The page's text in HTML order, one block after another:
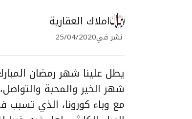
املاك العقارية
نشر في25/04/2020
يطل علينا شهر رمضان
شهر الخير والمحبة
مع وباء كورونا، الذي